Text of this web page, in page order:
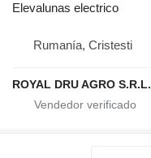
Elevalunas electrico
Rumanía, Cristesti
ROYAL DRU AGRO S.R.L.